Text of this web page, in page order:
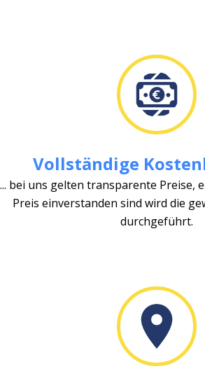
Vollständige
... bei uns gelten transparente Preise,
Preis einverstanden sind wird die
durchgeführt.